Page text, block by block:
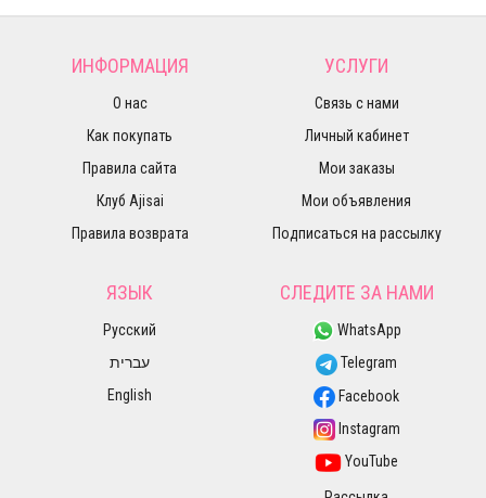
ИНФОРМАЦИЯ
О нас
Как покупать
Правила сайта
Клуб Ajisai
Правила возврата
УСЛУГИ
Связь с нами
Личный кабинет
Мои заказы
Мои объявления
Подписаться на рассылку
ЯЗЫК
Русский
עברית
English
СЛЕДИТЕ ЗА НАМИ
WhatsApp
Telegram
Facebook
Instagram
YouTube